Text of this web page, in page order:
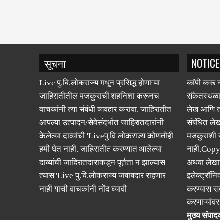
सूचना
Live पु.वि.लोकराज्य मधून प्रसिद्ध होणाऱ्या
जाहिरातीतील मजकुराची शहनिशा करूनच
वाचकांनी त्या संबंधी व्यवहार करावा. जाहिरातीत
आपल्या उत्पादन/सेवेसंदर्भात जाहिरातदारांनी
केलेल्या दाव्यांची 'Liveपु.वि.लोकराज्य कोणतीही
हमी घेत नाही. जाहिरातीत करण्यात आलेल्या
दाव्यांची जाहिरातदाराकडून पूर्तता न झाल्यास
त्यास 'Live पु.वि.लोकराज्य जबाबदार राहणार
नाही याची वाचकांनी नोंद घ्यावी
NOTICE
कॉपी करू
लेख आणि
संबंधित
अथवा
करण्यास
मुख्य